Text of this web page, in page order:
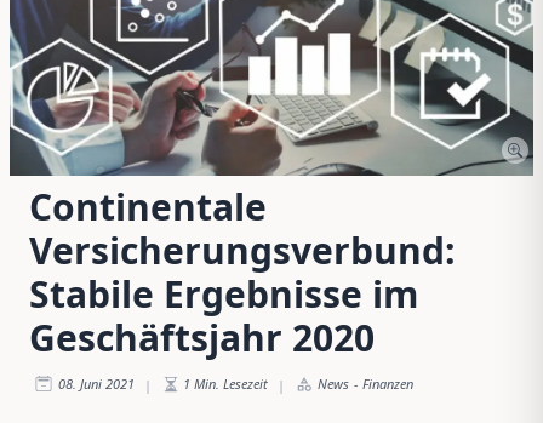
Continentale
Versicherungsverbund:
Stabile Ergebnisse im
Geschäftsjahr 2020
08. Juni 2021 | 1 Min. Lesezeit | News - Finanzen